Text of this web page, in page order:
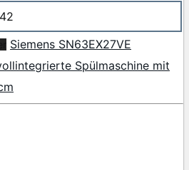
42
Siemens SN63EX27VE
Spülmaschine mit